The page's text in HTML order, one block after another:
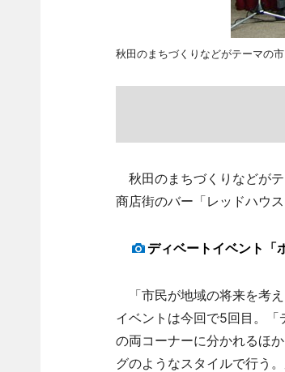
秋田のまちづくりなどがテーマの
秋田のまちづくりなどが
商店街のバー「レッドハウ
ディベートイベント「
「市民が地域の将来を考
イベントは今回で5回目。
の両コーナーに分かれるほ
グのようなスタイルで行う